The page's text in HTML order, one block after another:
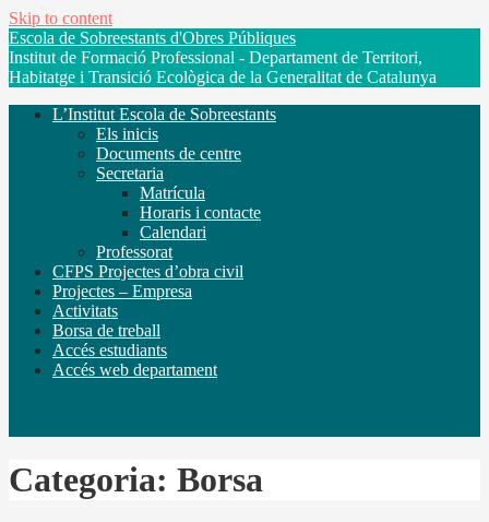
Skip to content
Escola de Sobreestants d'Obres Públiques
Institut de Formació Professional - Departament de Territori,
Habitatge i Transició Ecològica de la Generalitat de Catalunya
L’Institut Escola de Sobreestants
Els inicis
Documents de centre
Secretaria
Matrícula
Horaris i contacte
Calendari
Professorat
CFPS Projectes d’obra civil
Projectes – Empresa
Activitats
Borsa de treball
Accés estudiants
Accés web departament
Categoria: Borsa